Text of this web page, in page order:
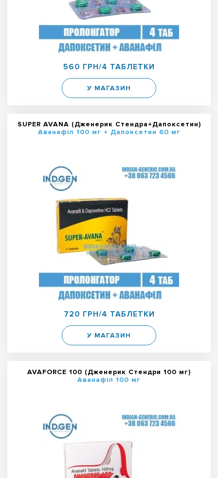
560 ГРН/4 ТАБЛЕТКИ
У МАГАЗИН
SUPER AVANA (Дженерик Стендра+Дапоксетин)
Аванафіл 100 мг + Дапоксетин 60 мг
720 ГРН/4 ТАБЛЕТКИ
У МАГАЗИН
AVAFORCE 100 (Дженерик Стендри 100 мг)
Аванафіл 100 мг